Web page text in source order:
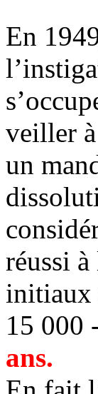
En
veiller
un
réussi
initiaux
15 000
ans.